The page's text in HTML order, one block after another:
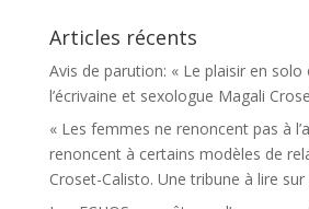
Articles récents
Avis de parution: « Le plaisir en solo
l’écrivaine et sexologue Magali
« Les femmes ne renoncent pas à
renoncent à certains modèles de
Croset-Calisto. Une tribune à lire